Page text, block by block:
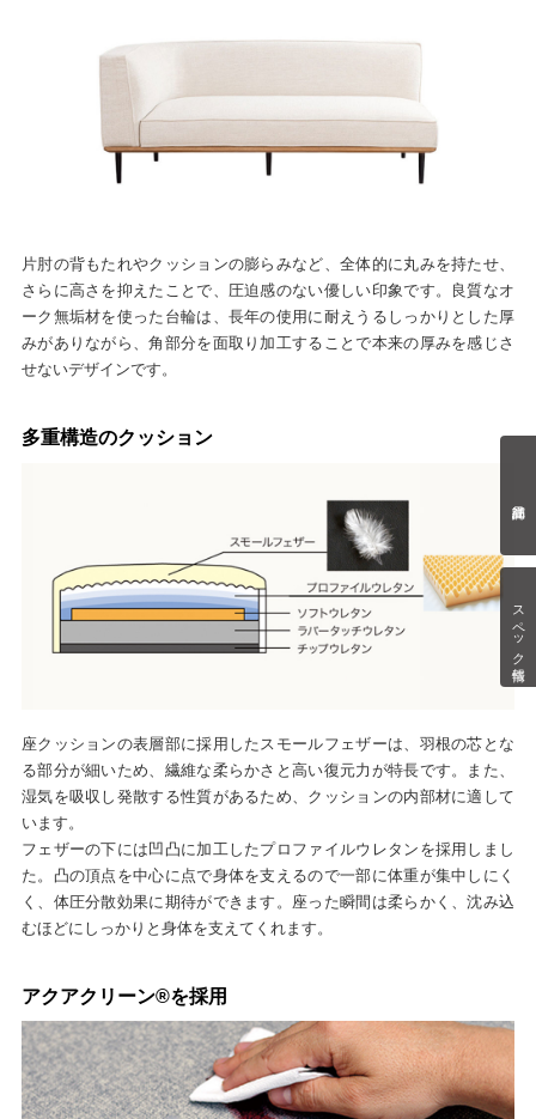
スペック情報
片肘の背もたれやクッションの膨らみなど、全体的に丸みを持たせ、
さらに高さを抑えたことで、圧迫感のない優しい印象です。良質なオ
ーク無垢材を使った台輪は、長年の使用に耐えうるしっかりとした厚
みがありながら、角部分を面取り加工することで本来の厚みを感じさ
せないデザインです。
多重構造のクッション
座クッションの表層部に採用したスモールフェザーは、羽根の芯とな
る部分が細いため、繊維な柔らかさと高い復元力が特長です。また、
湿気を吸収し発散する性質があるため、クッションの内部材に適して
います。
フェザーの下には凹凸に加工したプロファイルウレタンを採用しまし
た。凸の頂点を中心に点で身体を支えるので一部に体重が集中しにく
く、体圧分散効果に期待ができます。座った瞬間は柔らかく、沈み込
むほどにしっかりと身体を支えてくれます。
アクアクリーン®を採用